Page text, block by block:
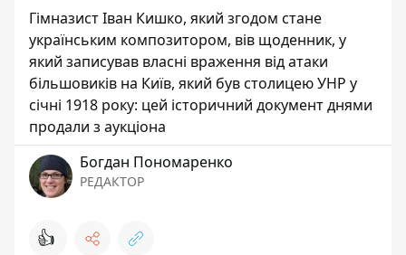
Гімназист Іван Кишко, який згодом стане
українським композитором, вів щоденник, у
який записував власні враження від атаки
більшовиків на Київ, який був столицею УНР у
січні 1918 року: цей історичний документ днями
продали з аукціона
Богдан Пономаренко
РЕДАКТОР
👍